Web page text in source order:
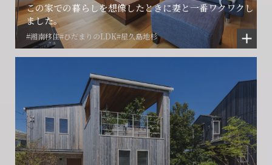
この家での暮らしを想像したときに妻と一番ワクワクし
ました。
#湘南移住#ひだまりのLDK#屋久島地杉